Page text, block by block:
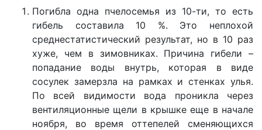
Погибла одна пчелосемья из 10-ти, то есть
гибель составила 10 %. Это неплохой
среднестатистический результат, но в 10 раз
хуже, чем в зимовниках. Причина гибели –
попадание воды внутрь, которая в виде
сосулек замерзла на рамках и стенках улья.
По всей видимости вода проникла через
вентиляционные щели в крышке еще в начале
ноября, во время оттепелей сменяющихся